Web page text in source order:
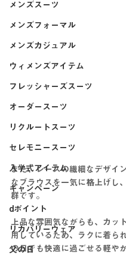
メンズスーツ
メンズフォーマル
メンズカジュアル
ウィメンズアイテム
フレッシャーズスーツ
オーダースーツ
リクルートスーツ
セレモニースーツ
入学式アイテム
キャンペーン
dポイント
リカバリーウェア
父の日
また、レースの繊細なデザイ
なブラウスを一気に格上げし
群です。
上品な雰囲気ながらも、カッ
用しているため、ラクに着ら
の日でも快適に過ごせる軽や